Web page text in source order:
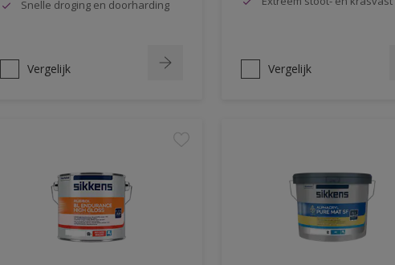
Snelle droging en doorharding
Vergelijk Vergelijk